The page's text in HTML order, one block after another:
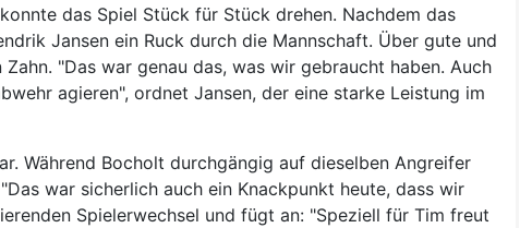
das Spiel Stück für Stück drehen. Nachdem das
Jansen ein Ruck durch die Mannschaft. Über gute und
"Das war genau das, was wir gebraucht haben. Auch
agieren", ordnet Jansen, der eine starke Leistung im
Während Bocholt durchgängig auf dieselben Angreifer
war sicherlich auch ein Knackpunkt heute, dass wir
Spielerwechsel und fügt an: "Speziell für Tim freut